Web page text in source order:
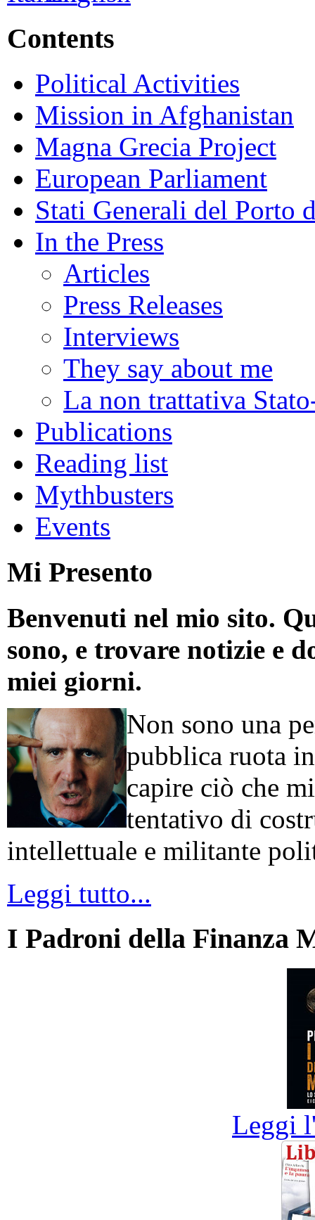
Contents
Political Activities
Mission in Afghanistan
Magna Grecia Project
European Parliament
Stati Generali del Porto
In the Press
Articles
Press Releases
Interviews
They say about me
La non trattativa
Publications
Reading list
Mythbusters
Events
Mi Presento
Benvenuti nel mio sito.
sono, e trovare notizie e
miei giorni.
Non sono una
pubblica ruota
capire ciò che
tentativo di
intellettuale e militante
Leggi tutto...
I Padroni della Finanza
Leggi